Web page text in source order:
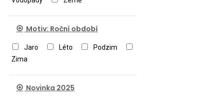
Motiv: Roční období
Jaro Léto
Podzim
Zima
Novinka 2025